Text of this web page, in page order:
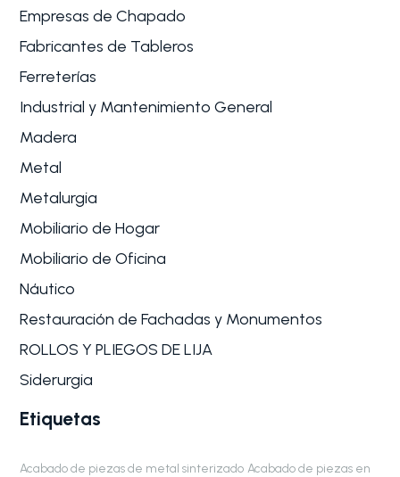
Empresas de Chapado
Fabricantes de Tableros
Ferreterías
Industrial y Mantenimiento General
Madera
Metal
Metalurgia
Mobiliario de Hogar
Mobiliario de Oficina
Náutico
Restauración de Fachadas y Monumentos
ROLLOS Y PLIEGOS DE LIJA
Siderurgia
Etiquetas
Acabado de piezas de metal sinterizado Acabado de piezas en